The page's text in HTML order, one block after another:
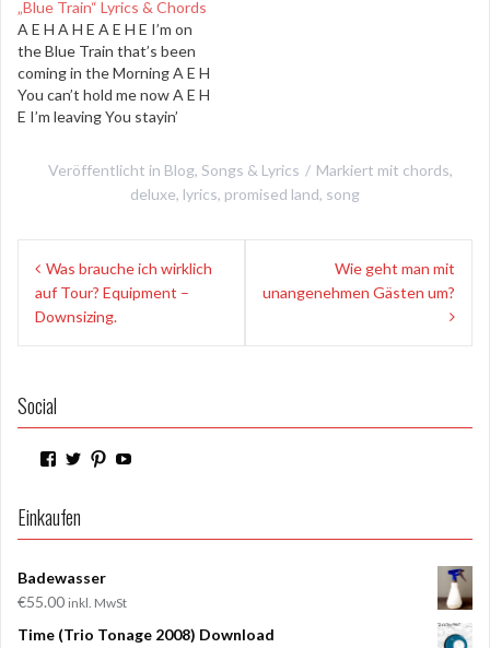
„Blue Train“ Lyrics & Chords
A E H A H E A E H E I’m on
the Blue Train that’s been
coming in the Morning A E H
You can’t hold me now A E H
E I’m leaving You stayin’
leaving now H…
Veröffentlicht in Blog, Songs & Lyrics Markiert mit chords,
deluxe, lyrics, promised land, song
Beitragsnavigation
Was brauche ich wirklich
auf Tour? Equipment –
Downsizing.
Wie geht man mit
unangenehmen Gästen um?
Social
Profil
auf
Facebook
anzeigen
Profil
anzeigen
Profil
anzeigen
anzeigen
Einkaufen
Badewasser
€55.00 inkl. MwSt
Time (Trio Tonage 2008) Download